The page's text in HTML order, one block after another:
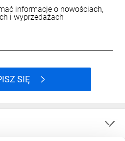
informacje o nowościach,
i wyprzedażach
SIĘ